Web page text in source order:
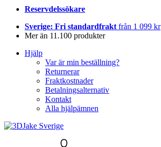
Reservdelssökare
Sverige: Fri standardfrakt från 1 099 kr
Mer än 11.100 produkter
Hjälp
Var är min beställning?
Returnerar
Fraktkostnader
Betalningsalternativ
Kontakt
Alla hjälpämnen